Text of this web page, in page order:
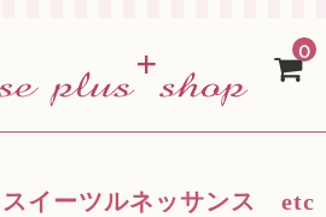
0
イーツルネッサンス etc